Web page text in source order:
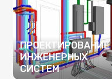
ПРОЕКТИРОВАНИЕ
ИНЖЕНЕРНЫХ
СИСТЕМ